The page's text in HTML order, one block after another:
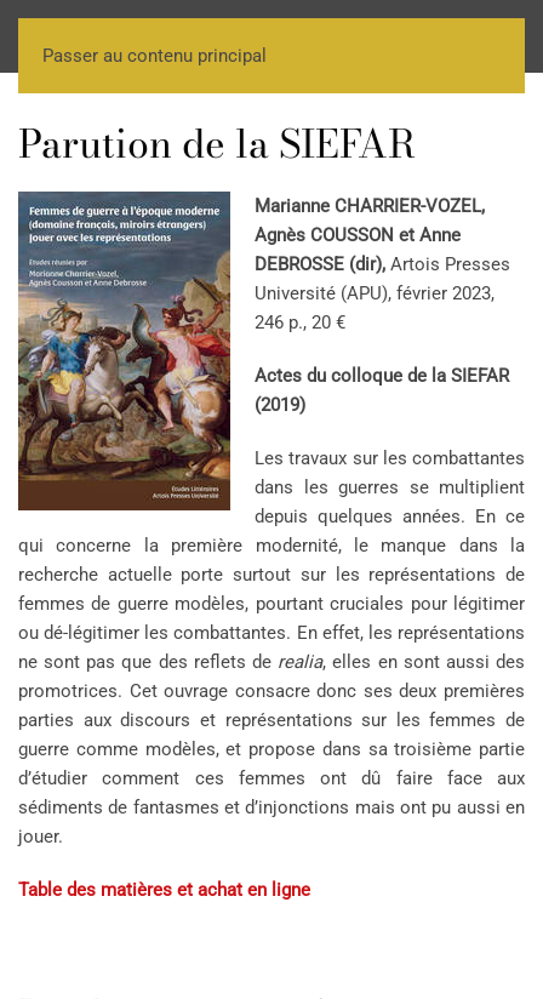
Passer au contenu principal
Parution de la SIEFAR
Marianne CHARRIER-VOZEL,
Agnès COUSSON et Anne
DEBROSSE (dir), Artois Presses
Université (APU), février 2023,
246 p., 20 €
Actes du colloque de la SIEFAR
(2019)
Les travaux sur les combattantes
dans les guerres se multiplient
depuis quelques années. En ce
qui concerne la première modernité, le manque dans la
recherche actuelle porte surtout sur les représentations de
femmes de guerre modèles, pourtant cruciales pour légitimer
ou dé-légitimer les combattantes. En effet, les représentations
ne sont pas que des reflets de realia, elles en sont aussi des
promotrices. Cet ouvrage consacre donc ses deux premières
parties aux discours et représentations sur les femmes de
guerre comme modèles, et propose dans sa troisième partie
d’étudier comment ces femmes ont dû faire face aux
sédiments de fantasmes et d’injonctions mais ont pu aussi en
jouer.
Table des matières et achat en ligne